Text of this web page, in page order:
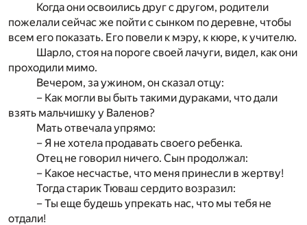
Когда они освоились друг с другом, родители
пожелали сейчас же пойти с сынком по деревне, чтобы
всем его показать. Его повели к мэру, к кюре, к учителю.
Шарло, стоя на пороге своей лачуги, видел, как они
проходили мимо.
Вечером, за ужином, он сказал отцу:
– Как могли вы быть такими дураками, что дали
взять мальчишку у Валенов?
Мать отвечала упрямо:
– Я не хотела продавать своего ребенка.
Отец не говорил ничего. Сын продолжал:
– Какое несчастье, что меня принесли в жертву!
Тогда старик Тюваш сердито возразил:
– Ты еще будешь упрекать нас, что мы тебя не
отдали!